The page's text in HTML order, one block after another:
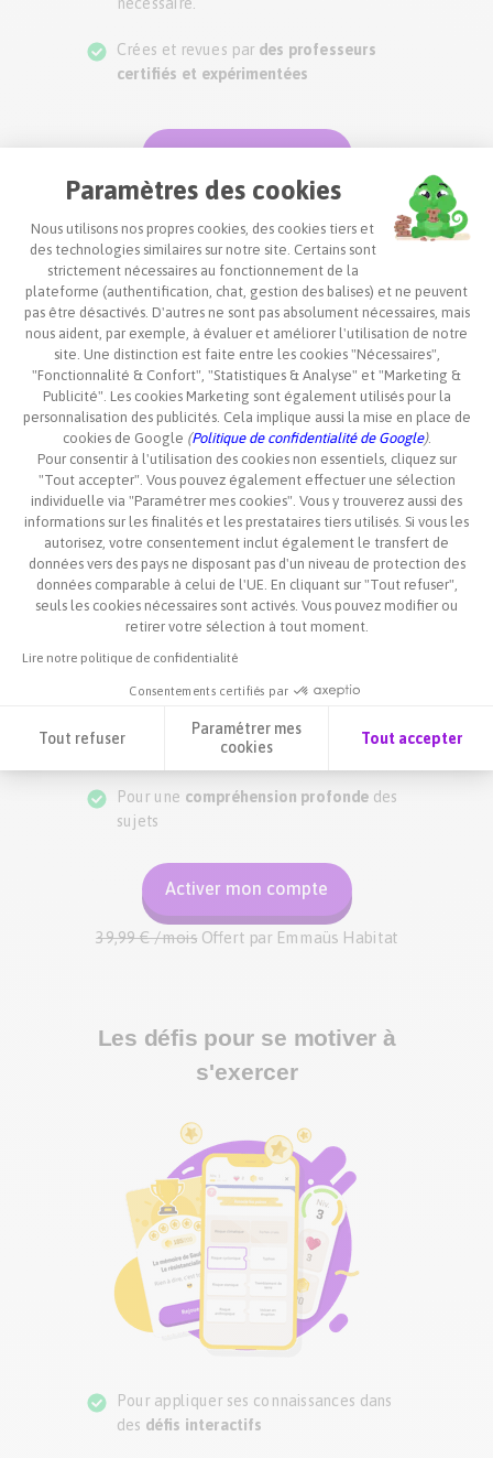
Paramètres des cookies
Nous utilisons nos propres cookies, des cookies tiers et
des technologies similaires sur notre site. Certains sont
strictement nécessaires au fonctionnement de la
plateforme (authentification, chat, gestion des balises) et ne peuvent
pas être désactivés. D'autres ne sont pas absolument nécessaires, mais
nous aident, par exemple, à évaluer et améliorer l'utilisation de notre
site. Une distinction est faite entre les cookies "Nécessaires",
"Fonctionnalité & Confort", "Statistiques & Analyse" et "Marketing &
Publicité". Les cookies Marketing sont également utilisés pour la
personnalisation des publicités. Cela implique aussi la mise en place de
cookies de Google (Politique de confidentialité de Google).
Pour consentir à l'utilisation des cookies non essentiels, cliquez sur
"Tout accepter". Vous pouvez également effectuer une sélection
individuelle via "Paramétrer mes cookies". Vous y trouverez aussi des
informations sur les finalités et les prestataires tiers utilisés. Si vous les
autorisez, votre consentement inclut également le transfert de
données vers des pays ne disposant pas d'un niveau de protection des
données comparable à celui de l'UE. En cliquant sur "Tout refuser",
seuls les cookies nécessaires sont activés. Vous pouvez modifier ou
retirer votre sélection à tout moment.
Lire notre politique de confidentialité
Consentements certifiés par
Tout refuser
Paramétrer mes
cookies
Tout accepter
Notre plateforme vous permet d'adapter et de gérer vos
Crées et revues par des professeurs
certifiés et expérimentées
Activer mon compte
Activer mon compte
Des quiz et exercices pour
s'entrainer et intégrer la leçon
Pour attaquer les devoirs et les
contrôles avec confiance
Pour une compréhension profonde des
sujets
39,99 € /moisOffert par Emmaüs Habitat
Pour appliquer ses connaissances dans
des défis interactifs
Les défis pour se motiver à
s'exercer